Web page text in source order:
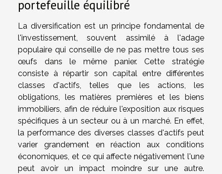
portefeuille équilibré
La diversification est un principe fondamental de
l'investissement, souvent assimilé à l'adage
populaire qui conseille de ne pas mettre tous ses
œufs dans le même panier. Cette stratégie
consiste à répartir son capital entre différentes
classes d'actifs, telles que les actions, les
obligations, les matières premières et les biens
immobiliers, afin de réduire l'exposition aux risques
spécifiques à un secteur ou à un marché. En effet,
la performance des diverses classes d'actifs peut
varier grandement en réaction aux conditions
économiques, et ce qui affecte négativement l'une
peut avoir un impact moindre sur une autre.